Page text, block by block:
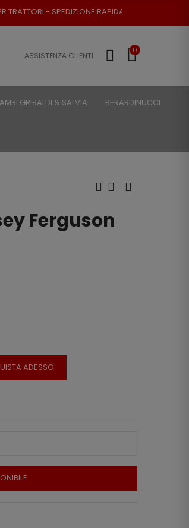
RAPIDA - RESO POSSIBILE
ASSISTENZA CLIENTI
0
GRIBALDI & SALVIA BERARDINUCCI
Ferguson
ADESSO